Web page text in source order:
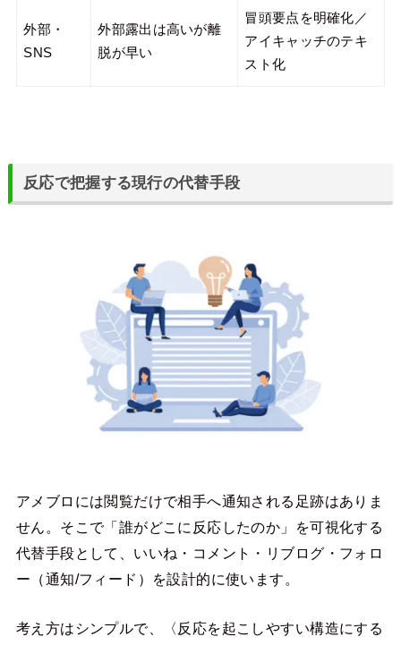
外部・
SNS
外部露出は高いが離
脱が早い
冒頭要点を明確化／
アイキャッチのテキ
スト化
反応で把握する現行の代替手段
アメブロには閲覧だけで相手へ通知される足跡はありま
せん。そこで「誰がどこに反応したのか」を可視化する
代替手段として、いいね・コメント・リブログ・フォロ
ー（通知/フィード）を設計的に使います。
考え方はシンプルで、〈反応を起こしやすい構造にする